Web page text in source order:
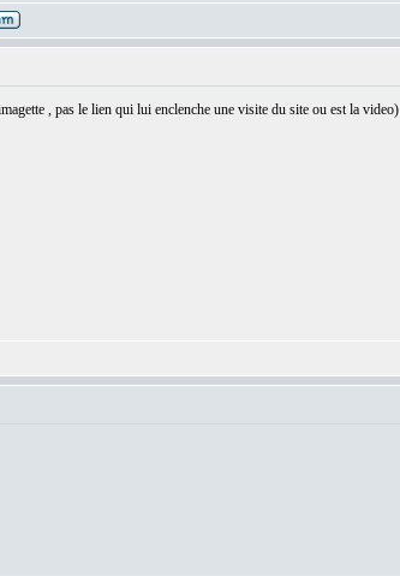
, pas le lien qui lui enclenche une visite du site ou est la video)